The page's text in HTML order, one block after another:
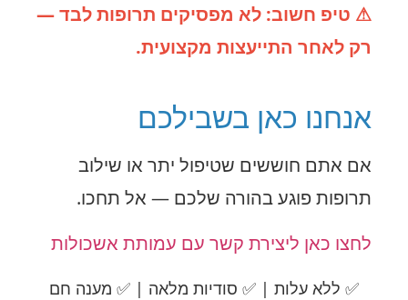
⚠ טיפ חשוב: לא מפסיקים תרופות לבד —
רק לאחר התייעצות מקצועית.
אנחנו כאן בשבילכם
אם אתם חוששים שטיפול יתר או שילוב
תרופות פוגע בהורה שלכם — אל תחכו.
לחצו כאן ליצירת קשר עם עמותת אשכולות
✅ ללא עלות | ✅ סודיות מלאה | ✅ מענה חם